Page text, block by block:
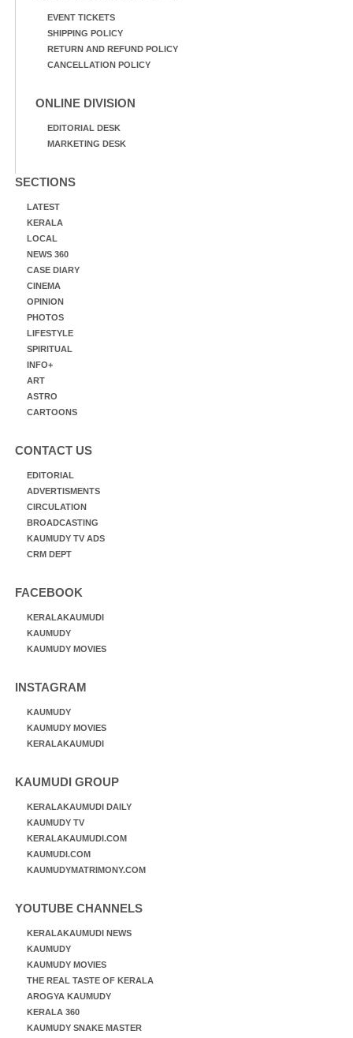
EVENT TICKETS
SHIPPING POLICY
RETURN AND REFUND POLICY
CANCELLATION POLICY
ONLINE DIVISION
EDITORIAL DESK
MARKETING DESK
SECTIONS
LATEST
KERALA
LOCAL
NEWS 360
CASE DIARY
CINEMA
OPINION
PHOTOS
LIFESTYLE
SPIRITUAL
INFO+
ART
ASTRO
CARTOONS
CONTACT US
EDITORIAL
ADVERTISMENTS
CIRCULATION
BROADCASTING
KAUMUDY TV ADS
CRM DEPT
FACEBOOK
KERALAKAUMUDI
KAUMUDY
KAUMUDY MOVIES
INSTAGRAM
KAUMUDY
KAUMUDY MOVIES
KERALAKAUMUDI
KAUMUDI GROUP
KERALAKAUMUDI DAILY
KAUMUDY TV
KERALAKAUMUDI.COM
KAUMUDI.COM
KAUMUDYMATRIMONY.COM
YOUTUBE CHANNELS
KERALAKAUMUDI NEWS
KAUMUDY
KAUMUDY MOVIES
THE REAL TASTE OF KERALA
AROGYA KAUMUDY
KERALA 360
KAUMUDY SNAKE MASTER